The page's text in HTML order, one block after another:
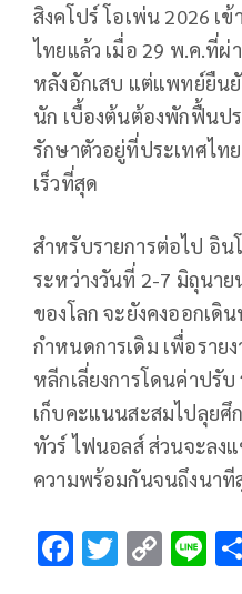
สิงคโปร์ โอเพ่น 2026 เ
ไทยแล้ว เมื่อ 29 พ.ค.ที่ผ่
หลังอักเสบ แต่แพทย์ยืน
นัก เบื้องต้นต้องพักฟื้นป
รักษาตัวอยู่ที่ประเทศไท
เร็วที่สุด
สำหรับรายการต่อไป อิน
ระหว่างวันที่ 2-7 มิถุนา
ของโลก จะยังคงออกเดิ
กำหนดการเดิม เพื่อราย
หลีกเลี่ยงการโดนค่าปรั
เก็บคะแนนสะสมไปลุยศึ
ทัวร์ ไฟนอลส์ ส่วนจะลง
ความพร้อมกันจนถึงนาที
F T C Li